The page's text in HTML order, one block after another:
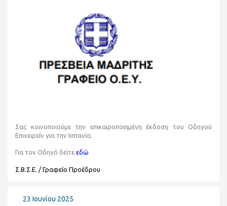
Σας κοινοποιούμε την επικαιροποιημένη έκδοση του Οδηγού
Επιχειρείν για την Ισπανία.
Για τον Οδηγό δείτε εδώ
Σ.Β.Σ.Ε. / Γραφείο Προέδρου
23 Ιουνίου 2025